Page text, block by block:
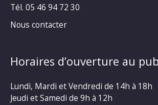
Tél. 05 46 94 72 30
Nous contacter
Horaires d’ouverture au
Lundi, Mardi et Vendredi de 14h à 18h
Jeudi et Samedi de 9h à 12h